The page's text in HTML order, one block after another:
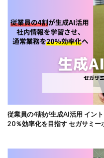
従業員の4割が生成AI活用 イン
20％効率化を目指す セガサミー